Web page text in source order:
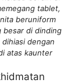
tablet,
beruniform
besar di dinding
dihiasi dengan
atas kaunter